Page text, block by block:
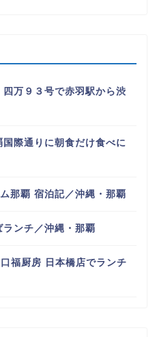
万９３号で赤羽駅から渋
際通りに朝食だけ食べに
那覇 宿泊記／沖縄・那覇
ランチ／沖縄・那覇
福厨房 日本橋店でランチ